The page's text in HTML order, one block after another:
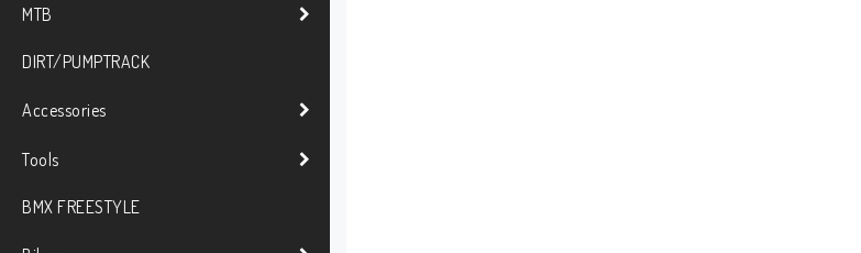
MTB
DIRT/PUMPTRACK
Accessories
Tools
BMX FREESTYLE